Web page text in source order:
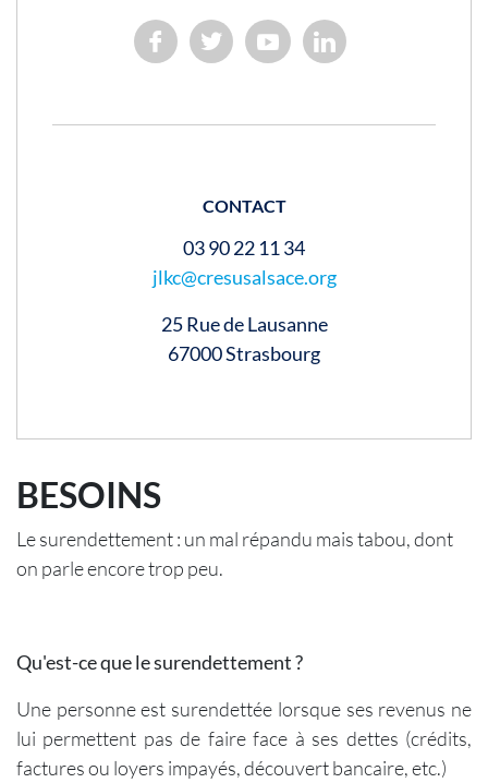
CONTACT
03 90 22 11 34
jlkc@cresusalsace.org
25 Rue de Lausanne
67000 Strasbourg
BESOINS
Le surendettement : un mal répandu mais tabou, dont
on parle encore trop peu.
Qu'est-ce que le surendettement ?
Une personne est surendettée lorsque ses revenus ne
lui permettent pas de faire face à ses dettes (crédits,
factures ou loyers impayés, découvert bancaire, etc.)